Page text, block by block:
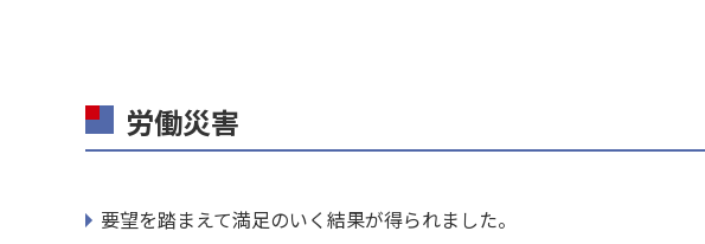
労働災害
要望を踏まえて満足のいく結果が得られました。